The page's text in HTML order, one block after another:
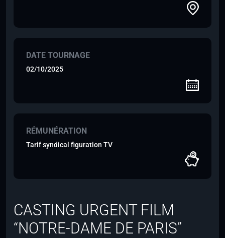
DATE TOURNAGE
02/10/2025
RÉMUNÉRATION
Tarif syndical figuration TV
CASTING URGENT FILM
“NOTRE-DAME DE PARIS”